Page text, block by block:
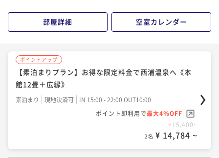
部屋詳細 空室カレンダー
ポイントアップ
【素泊まりプラン】お得な限定料金で西浦温泉へ《本
館12畳＋広縁》
素泊まり 現地決済可
IN 15:00 - 22:00 OUT10:00
ポイント即利用で最大4％OFF
¥15,400~
2名 ¥ 14,784 ~